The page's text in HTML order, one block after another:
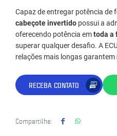
Capaz de entregar potência de
cabeçote invertido possui a
oferecendo potência emtoda a
superar qualquer desafio. A
relações mais longas garantem
RECEBA CONTATO
Compartilhe: